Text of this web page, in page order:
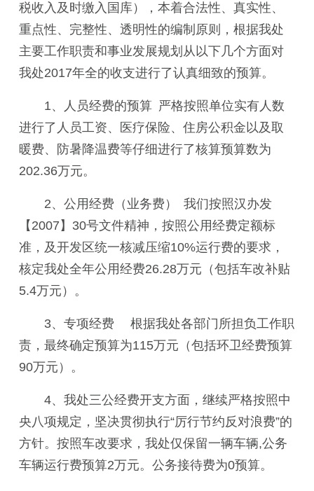
税收入及时缴入国库），本着合法性、真实性、
重点性、完整性、透明性的编制原则，根据我处
主要工作职责和事业发展规划从以下几个方面对
我处2017年全的收支进行了认真细致的预算。
1、人员经费的预算 严格按照单位实有人数
进行了人员工资、医疗保险、住房公积金以及取
暖费、防暑降温费等仔细进行了核算预算数为
202.36万元。
2、公用经费（业务费） 我们按照汉办发
【 2007 】 30号文件精神，按照公用经费定额标
准，及开发区统一核减压缩10%运行费的要求，
核定我处全年公用经费26.28万元（包括车改补贴
5.4万元）。
3、专项经费
根据我处各部门所担负工作职
责，最终确定预算为115万元（包括环卫经费预算
90万元）。
4、我处三公经费开支方面，继续严格按照中
央八项规定，坚决贯彻执行“厉行节约反对浪费”的
方针。按照车改要求，我处仅保留一辆车辆,公务
车辆运行费预算2万元。公务接待费为0预算。